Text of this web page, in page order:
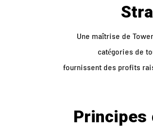
Une maîtrise de
catégories de
fournissent des profits